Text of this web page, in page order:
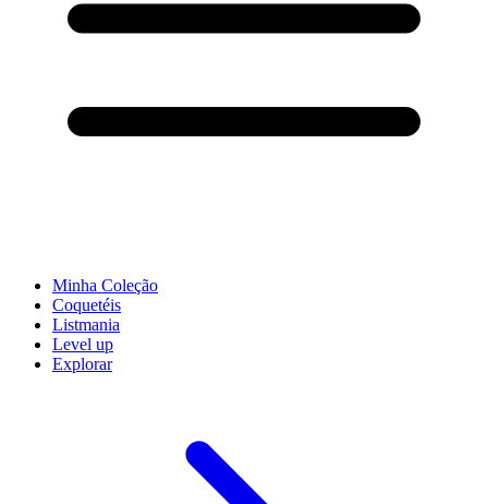
Minha Coleção
Coquetéis
Listmania
Level up
Explorar